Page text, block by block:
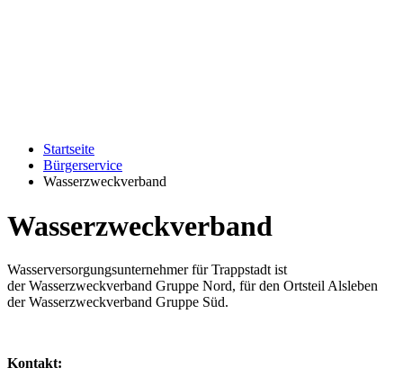
Startseite
Bürgerservice
Wasserzweckverband
Wasserzweckverband
Wasserversorgungsunternehmer für Trappstadt ist
der Wasserzweckverband Gruppe Nord, für den Ortsteil Alsleben
der Wasserzweckverband Gruppe Süd.
Kontakt: